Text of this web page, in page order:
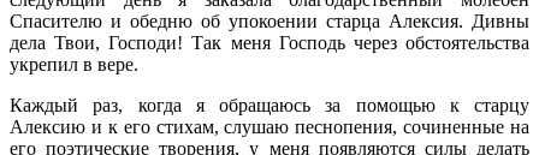
Спасителю и обедню об упокоении старца Алексия. Дивны
дела Твои, Господи! Так меня Господь через обстоятельства
укрепил в вере.
Каждый раз, когда я обращаюсь за помощью к старцу
Алексию и к его стихам, слушаю песнопения, сочиненные на
его поэтические творения, у меня появляются силы делать